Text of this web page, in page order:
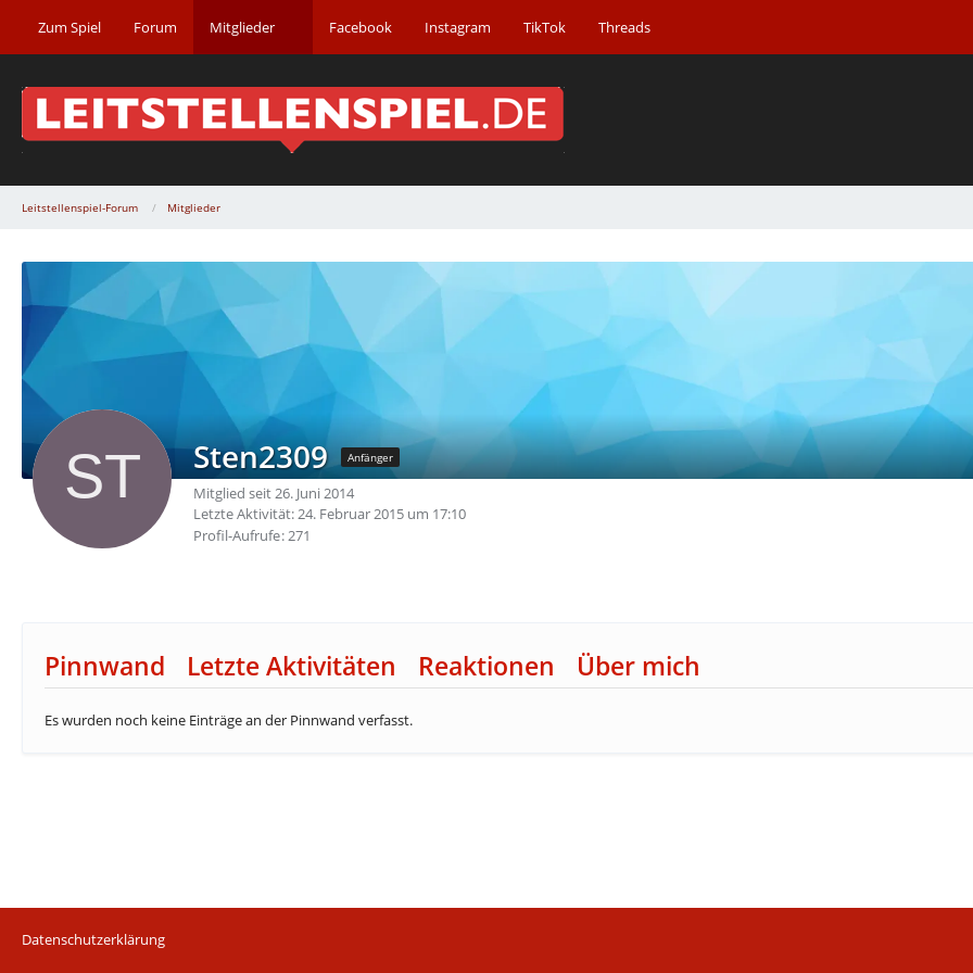
Zum Spiel Forum Mitglieder Facebook Instagram TikTok Threads
Leitstellenspiel-Forum Mitglieder
Sten2309 Anfänger
Mitglied seit 26. Juni 2014
Letzte Aktivität:24. Februar 2015 um 17:10
Profil-Aufrufe 271
Pinnwand Letzte Aktivitäten Reaktionen Über mich
Es wurden noch keine Einträge an der Pinnwand verfasst.
Datenschutzerklärung